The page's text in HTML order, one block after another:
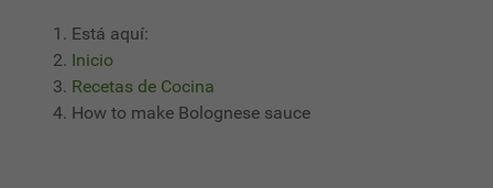
Está aquí:
Inicio
Recetas de Cocina
How to make Bolognese sauce